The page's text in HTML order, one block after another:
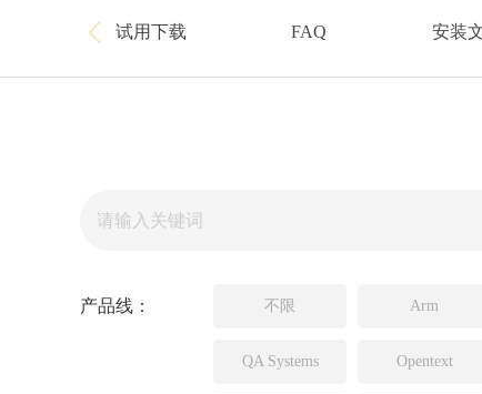
Source
试用下载 FAQ 安装
产品线： 不限 Arm
QA Systems Opentext